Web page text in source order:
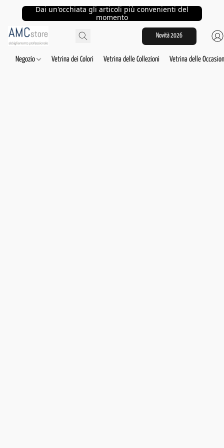
Dai un'occhiata gli articoli più convenienti del
momento
Novità 2026
Negozio Vetrina dei Colori Vetrina delle Collezioni Vetrina delle